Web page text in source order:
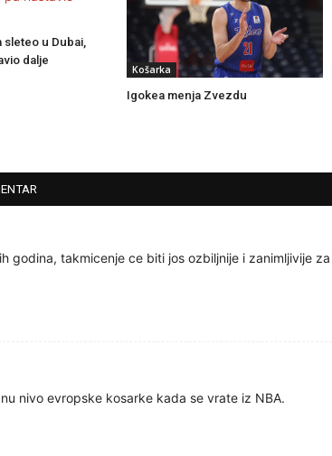
sleteo u Dubai,
dalje
Košarka
Igokea menja Zvezdu
godina, takmicenje ce biti jos ozbiljnije i zanimljivije za
nivo evropske kosarke kada se vrate iz NBA.